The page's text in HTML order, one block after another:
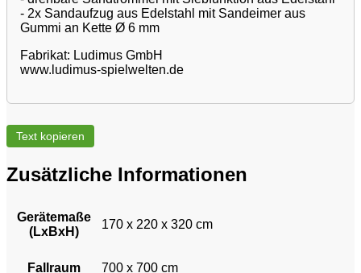
- 2x Sandaufzug aus Edelstahl mit Sandeimer aus
Gummi an Kette Ø 6 mm
Fabrikat: Ludimus GmbH
www.ludimus-spielwelten.de
Text kopieren
Zusätzliche Informationen
Gerätemaße
(LxBxH)
170 x 220 x 320 cm
Fallraum 700 x 700 cm